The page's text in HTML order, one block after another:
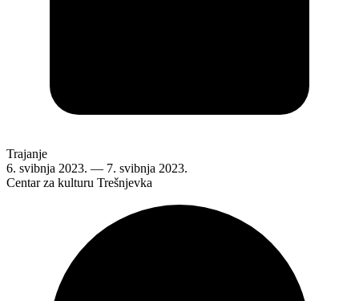
Trajanje
6. svibnja 2023. — 7. svibnja 2023.
Centar za kulturu Trešnjevka